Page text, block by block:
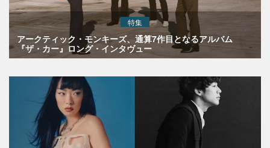
特集
アークティック・モンキーズ、通算7作目となるアルバム
『ザ・カー』ロング・インタヴュー